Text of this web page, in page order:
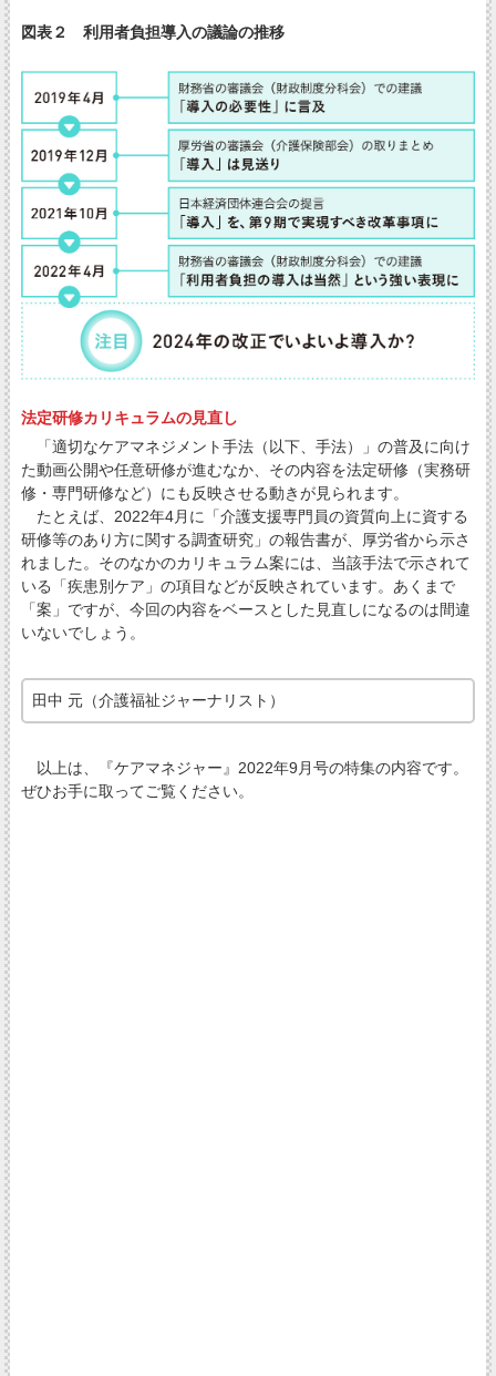
図表２ 利用者負担導入の議論の推移
法定研修カリキュラムの見直し
「適切なケアマネジメント手法（以下、手法）」の普及に向け
た動画公開や任意研修が進むなか、その内容を法定研修（実務研
修・専門研修など）にも反映させる動きが見られます。
たとえば、2022年4月に「介護支援専門員の資質向上に資する
研修等のあり方に関する調査研究」の報告書が、厚労省から示さ
れました。そのなかのカリキュラム案には、当該手法で示されて
いる「疾患別ケア」の項目などが反映されています。あくまで
「案」ですが、今回の内容をベースとした見直しになるのは間違
いないでしょう。
田中 元（介護福祉ジャーナリスト）
以上は、『ケアマネジャー』2022年9月号の特集の内容です。
ぜひお手に取ってご覧ください。